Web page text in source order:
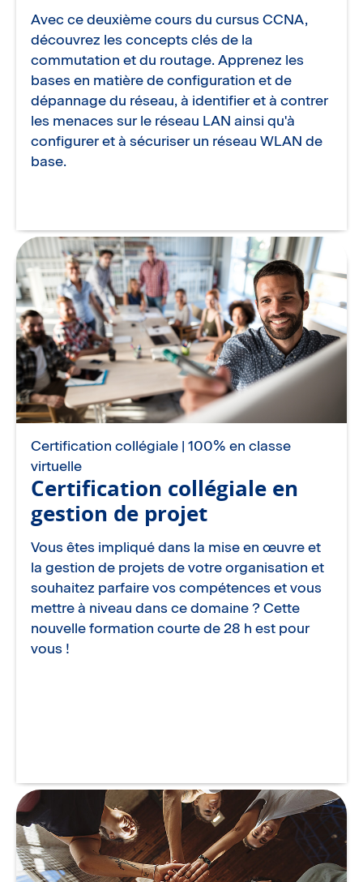
Avec ce deuxième cours du cursus CCNA,
découvrez les concepts clés de la
commutation et du routage. Apprenez les
bases en matière de configuration et de
dépannage du réseau, à identifier et à contrer
les menaces sur le réseau LAN ainsi qu'à
configurer et à sécuriser un réseau WLAN de
base.
Certification collégiale | 100% en classe
virtuelle
Certification collégiale en
gestion de projet
Vous êtes impliqué dans la mise en œuvre et
la gestion de projets de votre organisation et
souhaitez parfaire vos compétences et vous
mettre à niveau dans ce domaine ? Cette
nouvelle formation courte de 28 h est pour
vous !